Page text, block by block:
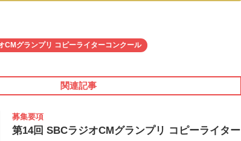
CMグランプリ コピーライターコンクール
関連記事
募集要項
第14回 SBCラジオCMグランプリ コピーライター